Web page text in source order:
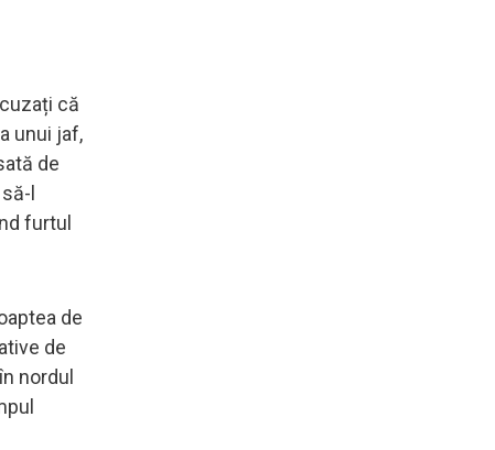
că
unui jaf,
de
l
furtul
de
de
nordul